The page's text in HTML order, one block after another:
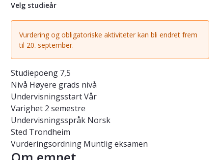
Velg studieår
Vurdering og obligatoriske aktiviteter kan bli endret frem
til 20. september.
Studiepoeng 7,5
Nivå Høyere grads nivå
UndervisningsstartVår
Varighet 2 semestre
Undervisningsspråk Norsk
Sted Trondheim
Vurderingsordning Muntlig eksamen